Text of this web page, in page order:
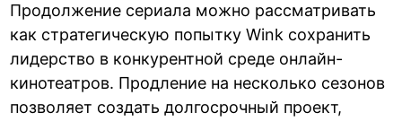
Продолжение сериала можно рассматривать
как стратегическую попытку Wink сохранить
лидерство в конкурентной среде онлайн-
кинотеатров. Продление на несколько сезонов
позволяет создать долгосрочный проект,